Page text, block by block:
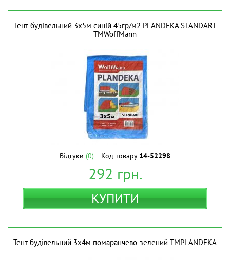
Тент будівельний 3х5м синій 45гр/м2 PLANDEKA STANDART
ТМWoffMann
Відгуки (0) Код товару 14-52298
292 грн.
КУПИТИ
Тент будівельний 3х4м помаранчево-зелений ТМPLANDEKA